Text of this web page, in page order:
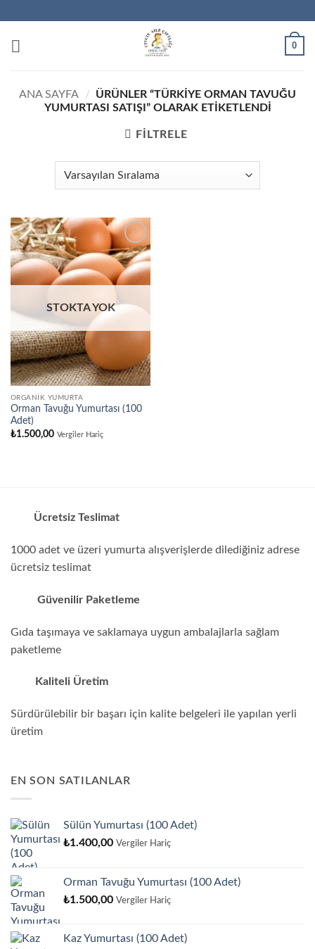
0
ANA SAYFA /
ÜRÜNLER “TÜRKIYE ORMAN TAVUĞU
YUMURTASI SATIŞI” OLARAK ETIKETLENDI
FILTRELE
STOKTA YOK
ORGANIK YUMURTA
Orman Tavuğu Yumurtası (100
Adet)
₺1.500,00 Vergiler Hariç
Ücretsiz Teslimat
1000 adet ve üzeri yumurta alışverişlerde dilediğiniz adrese
ücretsiz teslimat
Güvenilir Paketleme
Gıda taşımaya ve saklamaya uygun ambalajlarla sağlam
paketleme
Kaliteli Üretim
Sürdürülebilir bir başarı için kalite belgeleri ile yapılan yerli
üretim
EN SON SATILANLAR
Sülün Yumurtası (100 Adet)
₺1.400,00 Vergiler Hariç
Orman Tavuğu Yumurtası (100 Adet)
₺1.500,00 Vergiler Hariç
Kaz Yumurtası (100 Adet)